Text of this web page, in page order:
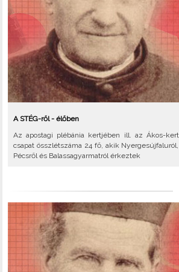
A STÉG-ről - élőben
Az apostagi plébánia kertjében ill. az Ákos-
csapat összlétszáma 24 fő, akik
Pécsről és Balassagyarmatról érkeztek